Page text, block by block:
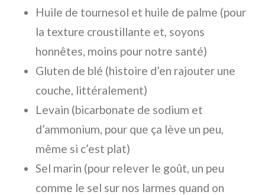
Huile de tournesol et huile de palme (pour
la texture croustillante et, soyons
honnêtes, moins pour notre santé)
Gluten de blé (histoire d’en rajouter une
couche, littéralement)
Levain (bicarbonate de sodium et
d’ammonium, pour que ça lève un peu,
même si c’est plat)
Sel marin (pour relever le goût, un peu
comme le sel sur nos larmes quand on